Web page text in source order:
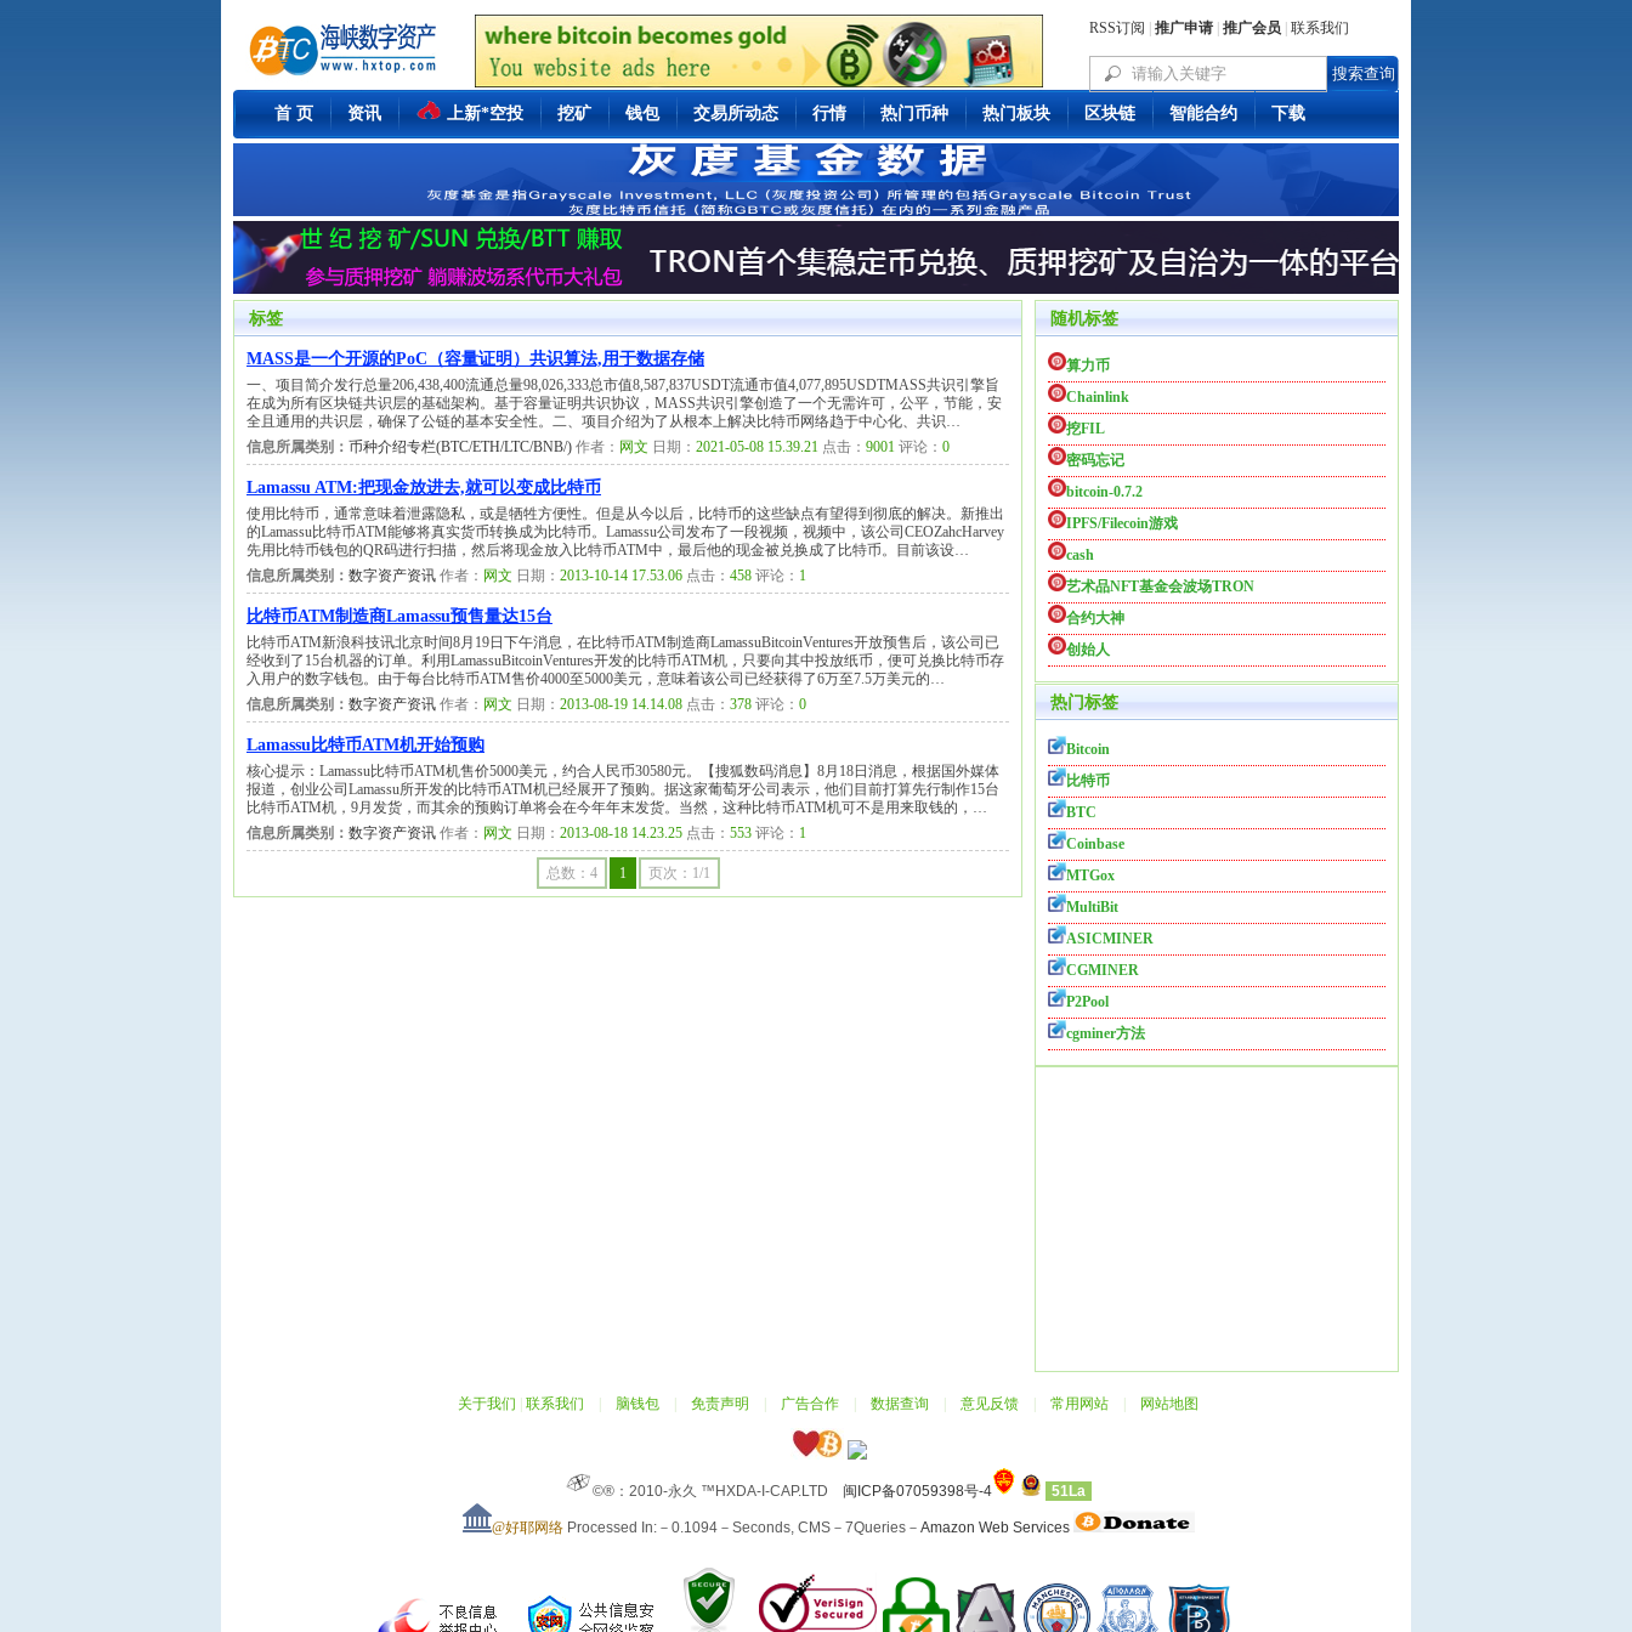
RSS订阅 推广申请 推广会员 联系我们
首 页 资讯 上新*空投 挖矿 钱包 交易所动态 行情 热门币种 热门板块 区块链 智能合约 下载
标签
MASS是一个开源的PoC（容量证明）共识算法,用于数据存储
一、项目简介发行总量206,438,400流通总量98,026,333总市值8,587,837USDT流通市值4,077,895USDTMASS共识引擎旨
在成为所有区块链共识层的基础架构。基于容量证明共识协议，MASS共识引擎创造了一个无需许可，公平，节能，安
全且通用的共识层，确保了公链的基本安全性。二、项目介绍为了从根本上解决比特币网络趋于中心化、共识…
信息所属类别： 币种介绍专栏(BTC/ETH/LTC/BNB/) 作者： 网文 日期： 2021-05-08 15.39.21 点击： 9001 评论： 0
Lamassu ATM:把现金放进去,就可以变成比特币
使用比特币，通常意味着泄露隐私，或是牺牲方便性。但是从今以后，比特币的这些缺点有望得到彻底的解决。新推出
的Lamassu比特币ATM能够将真实货币转换成为比特币。Lamassu公司发布了一段视频，视频中，该公司CEOZahcHarvey
先用比特币钱包的QR码进行扫描，然后将现金放入比特币ATM中，最后他的现金被兑换成了比特币。目前该设…
信息所属类别： 数字资产资讯 作者： 网文 日期： 2013-10-14 17.53.06 点击： 458 评论： 1
比特币ATM制造商Lamassu预售量达15台
比特币ATM新浪科技讯北京时间8月19日下午消息，在比特币ATM制造商LamassuBitcoinVentures开放预售后，该公司已
经收到了15台机器的订单。利用LamassuBitcoinVentures开发的比特币ATM机，只要向其中投放纸币，便可兑换比特币存
入用户的数字钱包。由于每台比特币ATM售价4000至5000美元，意味着该公司已经获得了6万至7.5万美元的…
信息所属类别： 数字资产资讯 作者： 网文 日期： 2013-08-19 14.14.08 点击： 378 评论： 0
Lamassu比特币ATM机开始预购
核心提示：Lamassu比特币ATM机售价5000美元，约合人民币30580元。【搜狐数码消息】8月18日消息，根据国外媒体
报道，创业公司Lamassu所开发的比特币ATM机已经展开了预购。据这家葡萄牙公司表示，他们目前打算先行制作15台
比特币ATM机，9月发货，而其余的预购订单将会在今年年末发货。当然，这种比特币ATM机可不是用来取钱的，…
信息所属类别： 数字资产资讯 作者： 网文 日期： 2013-08-18 14.23.25 点击： 553 评论： 1
总数：4 1 页次：1/1
随机标签
算力币
Chainlink
挖FIL
密码忘记
bitcoin-0.7.2
IPFS/Filecoin游戏
cash
艺术品NFT基金会波场TRON
合约大神
创始人
热门标签
Bitcoin
比特币
BTC
Coinbase
MTGox
MultiBit
ASICMINER
CGMINER
P2Pool
cgminer方法
关于我们 联系我们 脑钱包 免责声明 广告合作 数据查询 意见反馈 常用网站 网站地图
©®：2010-永久 ™HXDA-I-CAP.LTD 闽ICP备07059398号-4 51La
@好耶网络 Processed In:－0.1094－Seconds, CMS－7Queries－ Amazon Web Services